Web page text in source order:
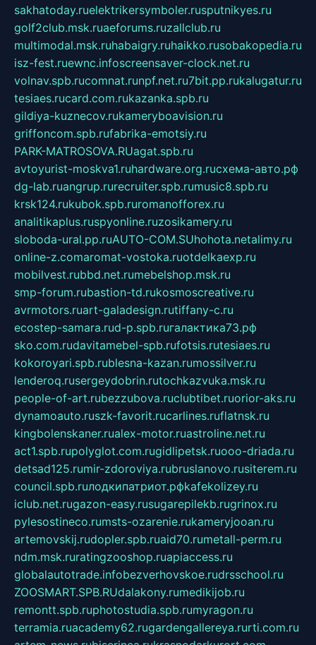
sakhatoday.ruelektrikersymboler.rusputnikyes.ru
golf2club.msk.ruaeforums.ruzallclub.ru
multimodal.msk.ruhabaigry.ruhaikko.rusobakopedia.ru
isz-fest.ruewnc.infoscreensaver-clock.net.ru
volnav.spb.rucomnat.runpf.net.ru7bit.pp.rukalugatur.ru
tesiaes.rucard.com.rukazanka.spb.ru
gildiya-kuznecov.rukameryboavision.ru
griffoncom.spb.rufabrika-emotsiy.ru
PARK-MATROSOVA.RUagat.spb.ru
avtoyurist-moskva1.ruhardware.org.ruсхема-авто.рф
dg-lab.ruangrup.rurecruiter.spb.rumusic8.spb.ru
krsk124.rukubok.spb.ruromanofforex.ru
analitikaplus.ruspyonline.ruzosikamery.ru
sloboda-ural.pp.ruAUTO-COM.SUhohota.netalimy.ru
online-z.comaromat-vostoka.ruotdelkaexp.ru
mobilvest.rubbd.net.rumebelshop.msk.ru
smp-forum.rubastion-td.rukosmoscreative.ru
avrmotors.ruart-galadesign.rutiffany-c.ru
ecostep-samara.rud-p.spb.ruгалактика73.рф
sko.com.rudavitamebel-spb.rufotsis.rutesiaes.ru
kokoroyari.spb.rublesna-kazan.rumossilver.ru
lenderoq.rusergeydobrin.rutochkazvuka.msk.ru
people-of-art.rubezzubova.ruclubtibet.ruorior-aks.ru
dynamoauto.ruszk-favorit.rucarlines.ruflatnsk.ru
kingbolenskaner.rualex-motor.ruastroline.net.ru
act1.spb.rupolyglot.com.rugidlipetsk.ruooo-driada.ru
detsad125.rumir-zdoroviya.rubruslanovo.rusiterem.ru
council.spb.ruлодкипатриот.рфkafekolizey.ru
iclub.net.rugazon-easy.rusugarepilekb.rugrinox.ru
pylesostineco.rumsts-ozarenie.rukameryjooan.ru
artemovskij.rudopler.spb.ruaid70.rumetall-perm.ru
ndm.msk.ruratingzooshop.ruapiaccess.ru
globalautotrade.infobezverhovskoe.rudrsschool.ru
ZOOSMART.SPB.RUdalakony.rumedikijob.ru
remontt.spb.ruphotostudia.spb.rumyragon.ru
terramia.ruacademy62.rugardengallereya.rurti.com.ru